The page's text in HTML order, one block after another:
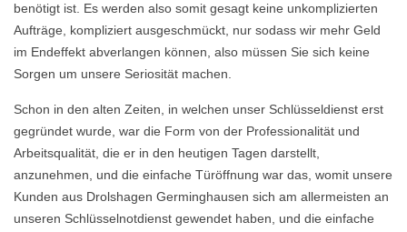
benötigt ist. Es werden also somit gesagt keine unkomplizierten
Aufträge, kompliziert ausgeschmückt, nur sodass wir mehr Geld
im Endeffekt abverlangen können, also müssen Sie sich keine
Sorgen um unsere Seriosität machen.
Schon in den alten Zeiten, in welchen unser Schlüsseldienst erst
gegründet wurde, war die Form von der Professionalität und
Arbeitsqualität, die er in den heutigen Tagen darstellt,
anzunehmen, und die einfache Türöffnung war das, womit unsere
Kunden aus Drolshagen Germinghausen sich am allermeisten an
unseren Schlüsselnotdienst gewendet haben, und die einfache